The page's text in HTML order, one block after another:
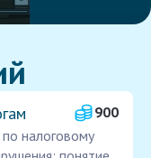
900
налоговому